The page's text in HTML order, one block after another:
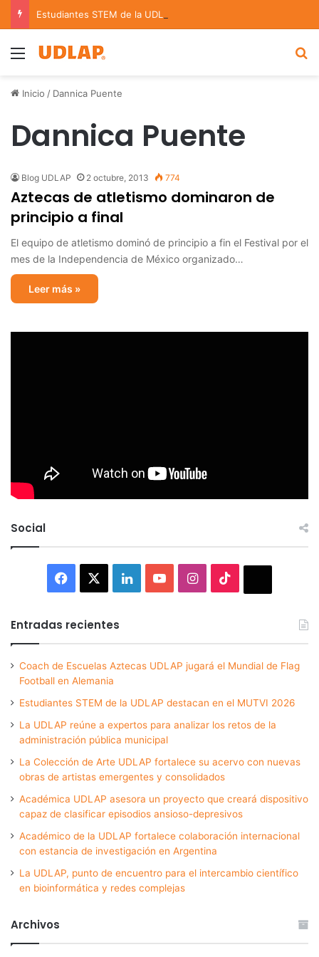
Menu
Inicio / Dannica Puente
Dannica Puente
Blog UDLAP 2 octubre, 2013 774
Aztecas de atletismo dominaron de
principio a final
El equipo de atletismo dominó de principio a fin el Festival por el
mes de la Independencia de México organizado…
Leer más »
Social
Facebook LinkedInYouTubeInstagram
Entradas recientes
Coach de Escuelas Aztecas UDLAP jugará el Mundial de Flag
Football en Alemania
Estudiantes STEM de la UDLAP destacan en el MUTVI 2026
La UDLAP reúne a expertos para analizar los retos de la
administración pública municipal
La Colección de Arte UDLAP fortalece su acervo con nuevas
obras de artistas emergentes y consolidados
Académica UDLAP asesora un proyecto que creará dispositivo
capaz de clasificar episodios ansioso-depresivos
Académico de la UDLAP fortalece colaboración internacional
con estancia de investigación en Argentina
La UDLAP, punto de encuentro para el intercambio científico
en bioinformática y redes complejas
Archivos